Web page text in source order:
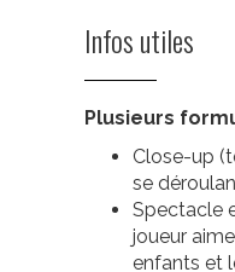
Infos utiles
Plusieurs
Close-up
se
Spectacle
joueur
enfants et